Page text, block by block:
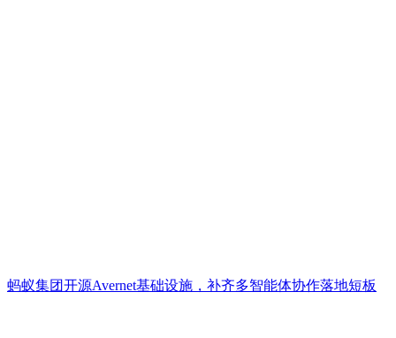
蚂蚁集团开源Avernet基础设施，补齐多智能体协作落地短板